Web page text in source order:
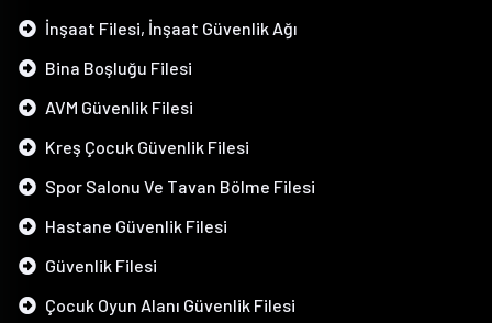
İnşaat Filesi, İnşaat Güvenlik Ağı
Bina Boşluğu Filesi
AVM Güvenlik Filesi
Kreş Çocuk Güvenlik Filesi
Spor Salonu Ve Tavan Bölme Filesi
Hastane Güvenlik Filesi
Güvenlik Filesi
Çocuk Oyun Alanı Güvenlik Filesi